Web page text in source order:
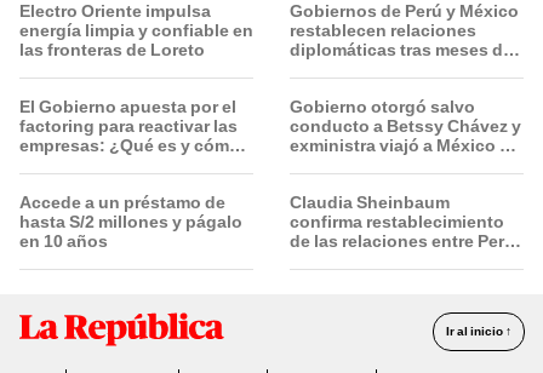
Electro Oriente impulsa
energía limpia y confiable en
las fronteras de Loreto
El Gobierno apuesta por el
factoring para reactivar las
empresas: ¿Qué es y cómo
Accede a un préstamo de
hasta S/2 millones y págalo
en 10 años
Gobiernos de Perú y México
restablecen relaciones
diplomáticas tras meses de
Gobierno otorgó salvo
conducto a Betssy Chávez y
exministra viajó a México en
Claudia Sheinbaum
confirma restablecimiento
de las relaciones entre Perú
Ir al inicio ↑